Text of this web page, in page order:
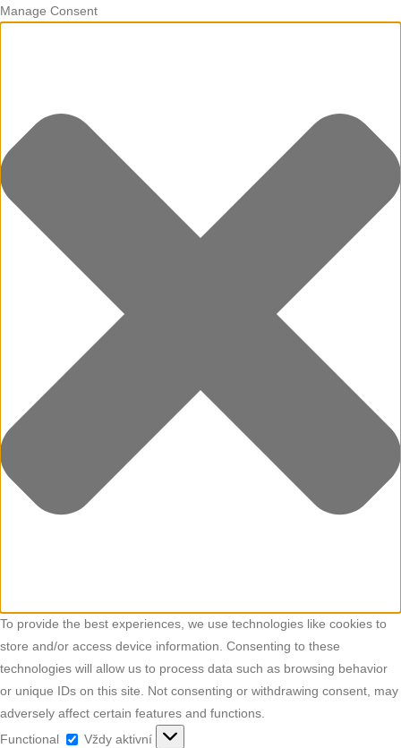
Manage Consent
To provide the best experiences, we use technologies like cookies to
store and/or access device information. Consenting to these
technologies will allow us to process data such as browsing behavior
or unique IDs on this site. Not consenting or withdrawing consent, may
adversely affect certain features and functions.
Functional
Functional
Vždy aktivní